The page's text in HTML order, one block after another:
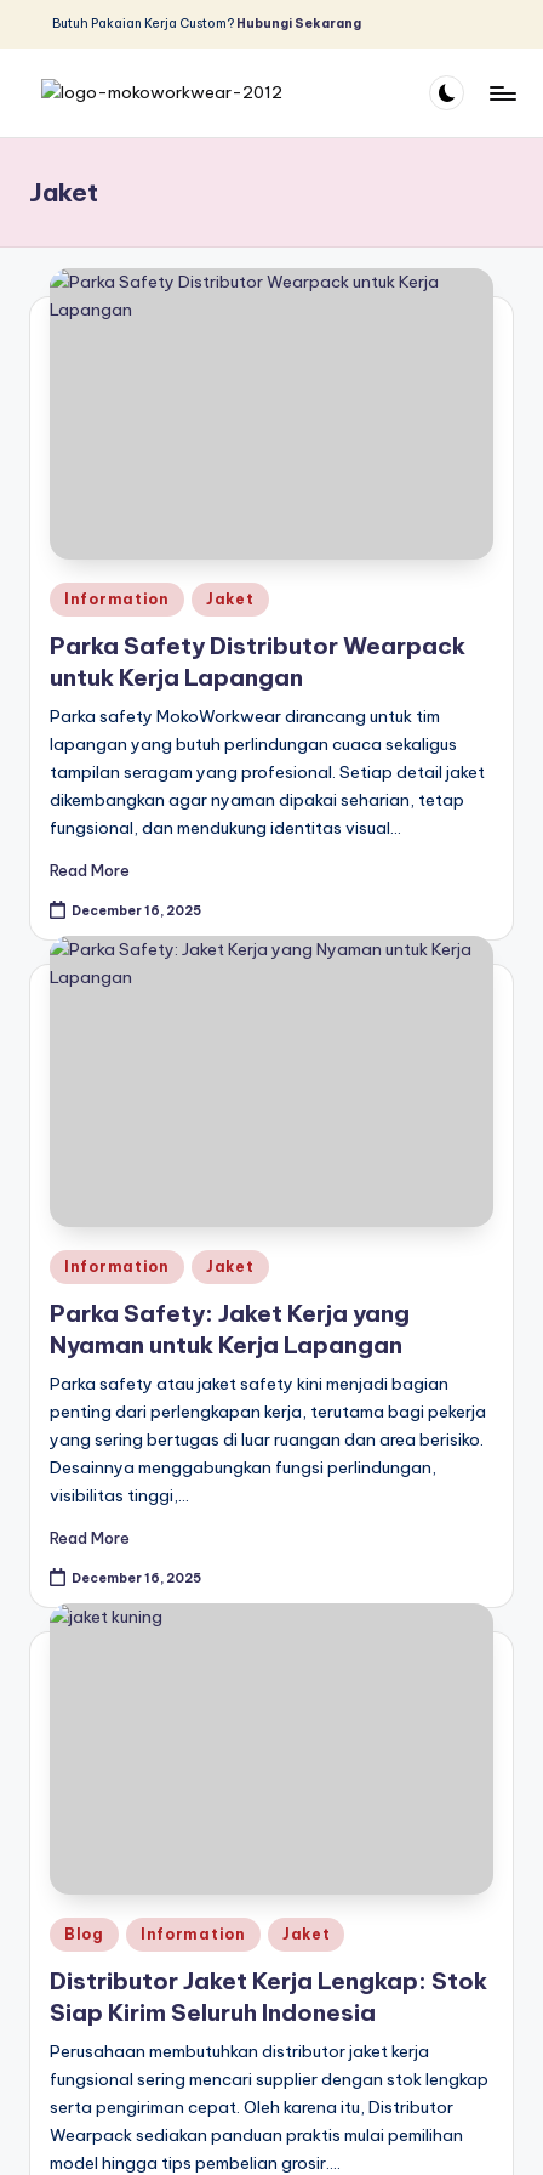
Skip
Butuh Pakaian Kerja Custom? Hubungi Sekarang
tr
ib
u
t
p
a
c
k
Distributor
Pakaian
Jaket
Posted
in
Information Jaket
Parka Safety Distributor Wearpack
untuk Kerja Lapangan
Parka safety MokoWorkwear dirancang untuk tim
lapangan yang butuh perlindungan cuaca sekaligus
tampilan seragam yang profesional. Setiap detail jaket
dikembangkan agar nyaman dipakai seharian, tetap
fungsional, dan mendukung identitas visual…
Read More
December 16, 2025
Posted
in
Information Jaket
Parka Safety: Jaket Kerja yang
Nyaman untuk Kerja Lapangan
Parka safety atau jaket safety kini menjadi bagian
penting dari perlengkapan kerja, terutama bagi pekerja
yang sering bertugas di luar ruangan dan area berisiko.
Desainnya menggabungkan fungsi perlindungan,
visibilitas tinggi,…
Read More
December 16, 2025
Posted
in
Blog Information Jaket
Distributor Jaket Kerja Lengkap: Stok
Siap Kirim Seluruh Indonesia
Perusahaan membutuhkan distributor jaket kerja
fungsional sering mencari supplier dengan stok lengkap
serta pengiriman cepat. Oleh karena itu, Distributor
Wearpack sediakan panduan praktis mulai pemilihan
model hingga tips pembelian grosir.…